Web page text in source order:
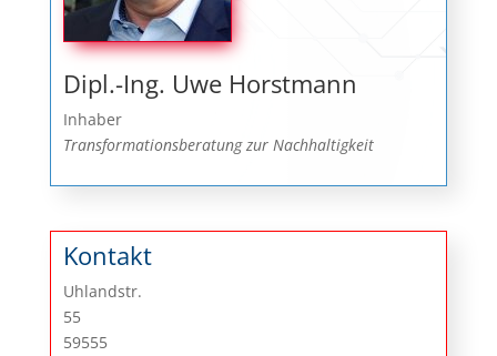
Dipl.-Ing. Uwe Horstmann
Inhaber
Transformationsberatung zur Nachhaltigkeit
Kontakt
Uhlandstr.
55
59555